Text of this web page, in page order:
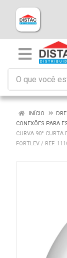
INÍCIO
CONEXÕES PARA
CURVA 90° CURTA
FORTLEV / REF.